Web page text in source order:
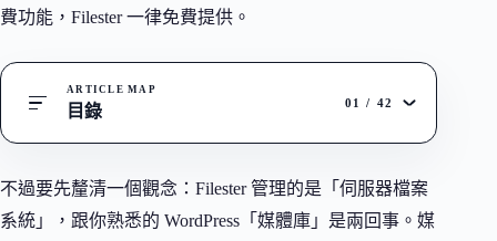
費功能，Filester 一律免費提供。
ARTICLE MAP
目錄 01 / 42
不過要先釐清一個觀念：Filester 管理的是「伺服器檔案
系統」，跟你熟悉的 WordPress「媒體庫」是兩回事。媒